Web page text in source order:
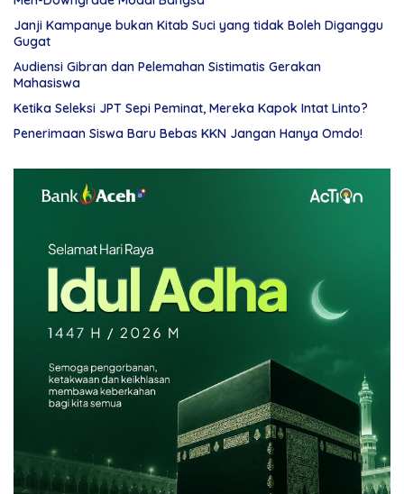
Janji Kampanye bukan Kitab Suci yang tidak Boleh Diganggu
Gugat
Audiensi Gibran dan Pelemahan Sistimatis Gerakan
Mahasiswa
Ketika Seleksi JPT Sepi Peminat, Mereka Kapok Intat Linto?
Penerimaan Siswa Baru Bebas KKN Jangan Hanya Omdo!